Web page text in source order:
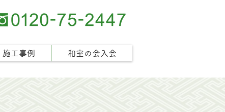
施工事例 和室の会入会